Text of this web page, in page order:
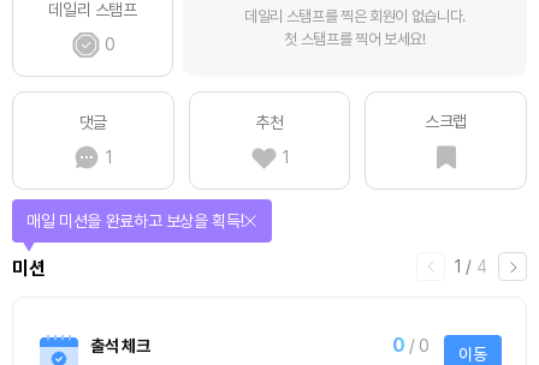
데일리 스탬프
0
데일리 스탬프를 찍은 회원이 없습니다.
첫 스탬프를 찍어 보세요!
댓글
1
추천
1
스크랩
1 / 4
미션
매일 미션을 완료하고 보상을 획득!
출석 체크 0 / 0 이동